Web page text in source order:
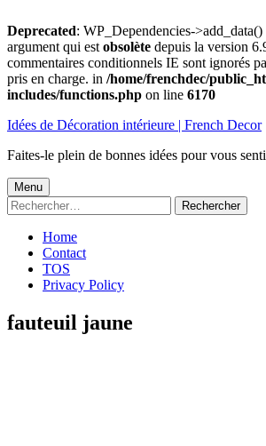
Deprecated: WP_Dependencies->add_data()
argument qui est obsolète depuis la version
commentaires conditionnels IE sont ignorés
pris en charge. in /home/frenchdec/
includes/functions.php on line 6170
au
Idées de Décoration intérieure | French Decor
Faites-le plein de bonnes idées pour vous
Menu
principal
Menu
Rechercher :
Home
Contact
TOS
Privacy Policy
fauteuil jaune